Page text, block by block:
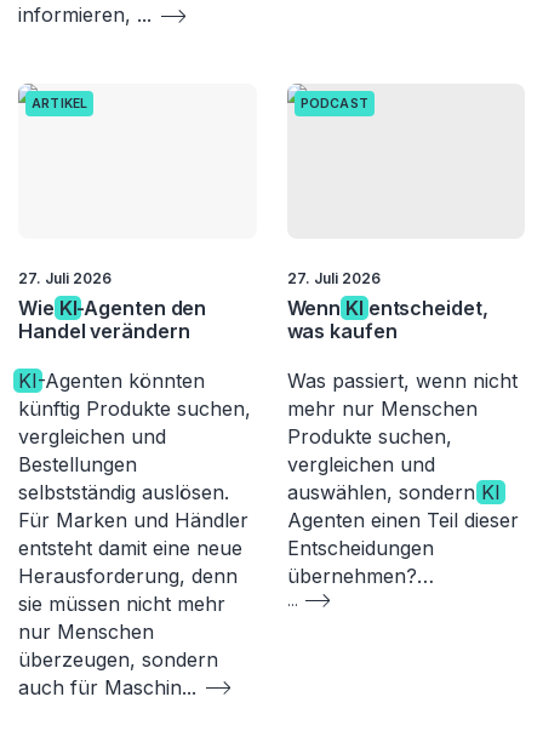
informieren, ...
ARTIKEL
27. Juli 2026
Wie KI-Agenten den
Handel verändern
KI-Agenten könnten
künftig Produkte suchen,
vergleichen und
Bestellungen
selbstständig auslösen.
Für Marken und Händler
entsteht damit eine neue
Herausforderung, denn
sie müssen nicht mehr
nur Menschen
überzeugen, sondern
auch für Maschin...
PODCAST
27. Juli 2026
Wenn KI entscheidet,
was kaufen
Was passiert, wenn nicht
mehr nur Menschen
Produkte suchen,
vergleichen und
auswählen, sondern KI
Agenten einen Teil dieser
Entscheidungen
übernehmen?…
...